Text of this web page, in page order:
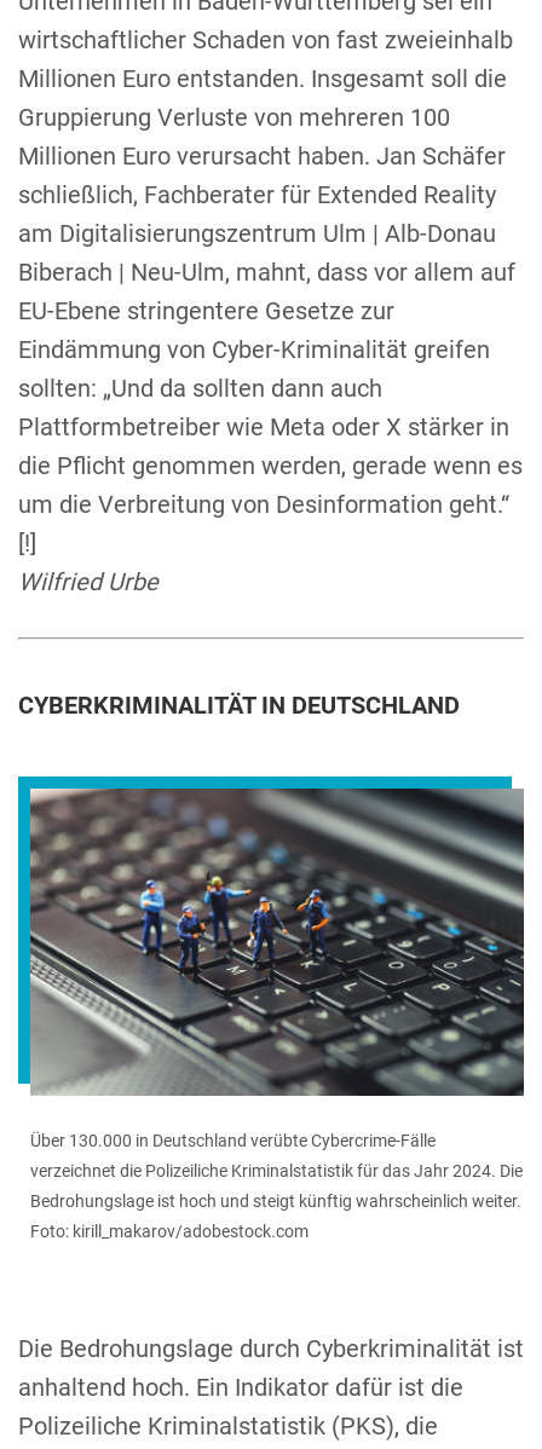
wirtschaftlicher Schaden von fast zweieinhalb
Millionen Euro entstanden. Insgesamt soll die
Gruppierung Verluste von mehreren 100
Millionen Euro verursacht haben. Jan Schäfer
schließlich, Fachberater für Extended Reality
am Digitalisierungszentrum Ulm | Alb-Donau
Biberach | Neu-Ulm, mahnt, dass vor allem auf
EU-Ebene stringentere Gesetze zur
Eindämmung von Cyber-Kriminalität greifen
sollten: „Und da sollten dann auch
Plattformbetreiber wie Meta oder X stärker in
die Pflicht genommen werden, gerade wenn es
um die Verbreitung von Desinformation geht.“
[!]
Wilfried Urbe
CYBERKRIMINALITÄT IN DEUTSCHLAND
Über 130.000 in Deutschland verübte Cybercrime-Fälle
verzeichnet die Polizeiliche Kriminalstatistik für das Jahr 2024. Die
Bedrohungslage ist hoch und steigt künftig wahrscheinlich weiter.
Foto: kirill_makarov/adobestock.com
Die Bedrohungslage durch Cyberkriminalität ist
anhaltend hoch. Ein Indikator dafür ist die
Polizeiliche Kriminalstatistik (PKS), die